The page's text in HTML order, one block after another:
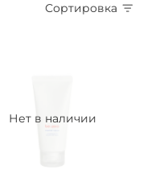
Сортировка
Нет в наличии